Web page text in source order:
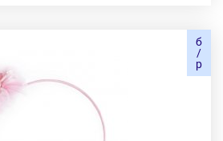
б
/
р